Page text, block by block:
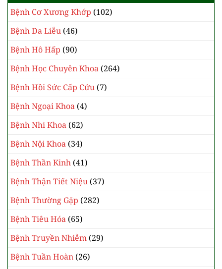
Bệnh Cơ Xương Khớp (102)
Bệnh Da Liễu (46)
Bệnh Hô Hấp (90)
Bệnh Học Chuyên Khoa (264)
Bệnh Hồi Sức Cấp Cứu (7)
Bệnh Ngoại Khoa (4)
Bệnh Nhi Khoa (62)
Bệnh Nội Khoa (34)
Bệnh Thần Kinh (41)
Bệnh Thận Tiết Niệu (37)
Bệnh Thường Gặp (282)
Bệnh Tiêu Hóa (65)
Bệnh Truyền Nhiễm (29)
Bệnh Tuần Hoàn (26)